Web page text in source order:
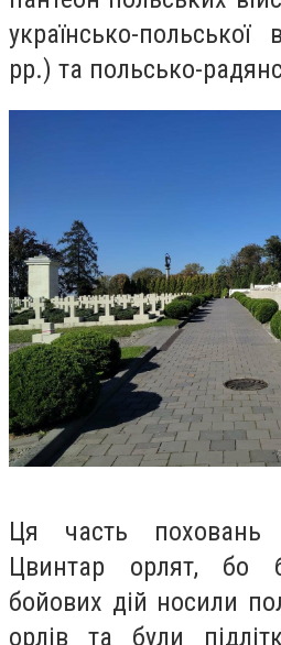
українсько-
рр.) та польсько-
Ця часть поховань
Цвинтар орлят, бо
бойових дій носили
орлів та були